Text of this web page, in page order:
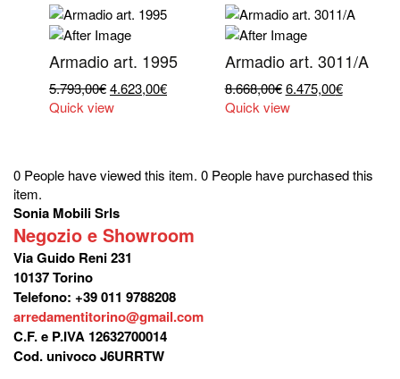
Armadio art. 1995
5.793,00€Il
prezzo
4.623,00€Il
Quick view
Armadio art. 3011/A
8.668,00€ Il
prezzo
6.475,00€Il
Quick view
0 People have viewed this item. 0 People have purchased this
item.
Sonia Mobili Srls
Negozio e Showroom
Via Guido Reni 231
10137 Torino
Telefono: +39 011 9788208
arredamentitorino@gmail.com
C.F. e P.IVA 12632700014
Cod. univoco J6URRTW